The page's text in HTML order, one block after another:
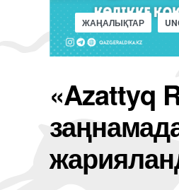
ЖАҢАЛЫҚТАР
«Azattyq